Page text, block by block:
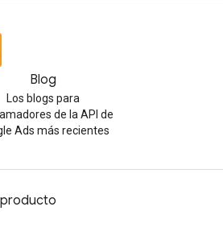
Blog
Los blogs para
de la API de
Ads más recientes